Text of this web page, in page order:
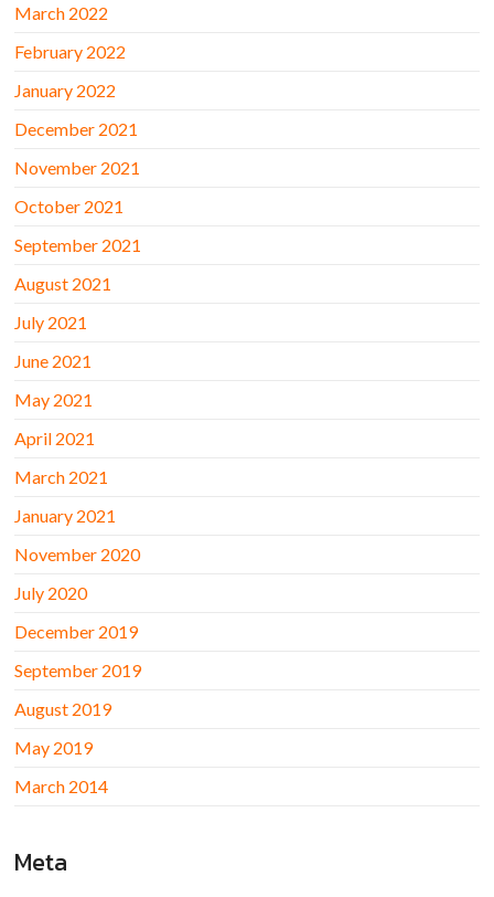
March 2022
February 2022
January 2022
December 2021
November 2021
October 2021
September 2021
August 2021
July 2021
June 2021
May 2021
April 2021
March 2021
January 2021
November 2020
July 2020
December 2019
September 2019
August 2019
May 2019
March 2014
Meta